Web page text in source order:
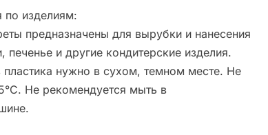
изделиям:
предназначены для вырубки и нанесения
печенье и другие кондитерские изделия.
пластика нужно в сухом, темном месте. Не
Не рекомендуется мыть в